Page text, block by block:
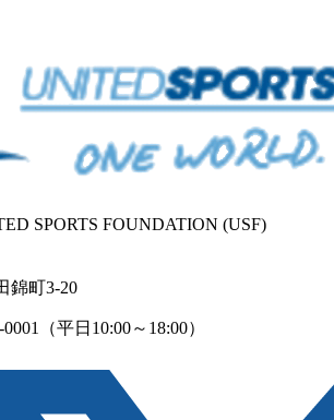
SPORTS FOUNDATION (USF)
錦町3-20
（平日10:00～18:00）